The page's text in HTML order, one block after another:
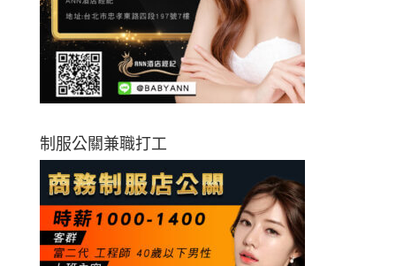
制服公關兼職打工